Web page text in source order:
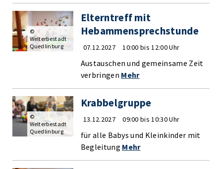
Elterntreff mit
Hebammensprechstunde
07.12.2027 10:00 bis 12:00 Uhr
Austauschen und gemeinsame Zeit
verbringen Mehr
©
Welterbestadt
Quedlinburg
Krabbelgruppe
13.12.2027 09:00 bis 10:30 Uhr
für alle Babys und Kleinkinder mit
Begleitung Mehr
©
Welterbestadt
Quedlinburg